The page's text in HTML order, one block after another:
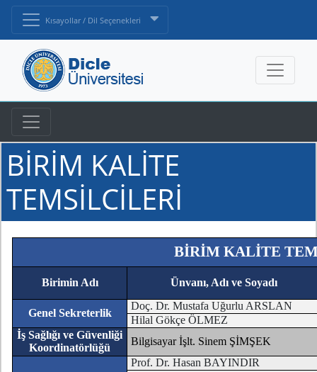
Kısayollar / Dil Seçenekleri
BİRİM KALİTE
TEMSİLCİLERİ
BİRİM KALİTE
Birimin Adı Ünvanı, Adı ve Soyadı
Genel Sekreterlik
Doç. Dr. Mustafa Uğurlu ARSLAN
Hilal Gökçe ÖLMEZ
İş Sağlığı ve Güvenliği
Koordinatörlüğü
Bilgisayar İşlt. Sinem ŞİMŞEK
Prof. Dr. Hasan BAYINDIR